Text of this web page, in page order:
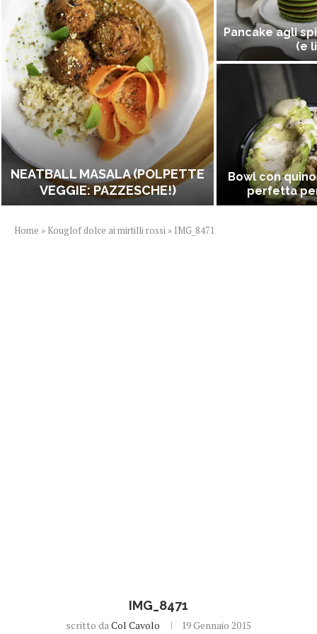
NEATBALL MASALA (POLPETTE
VEGGIE: PAZZESCHE!)
Pancake agli
(e
Bowl con
perfetta
Home » Kouglof dolce ai mirtilli rossi » IMG_8471
IMG_8471
scritto daCol Cavolo 19 Gennaio 2015